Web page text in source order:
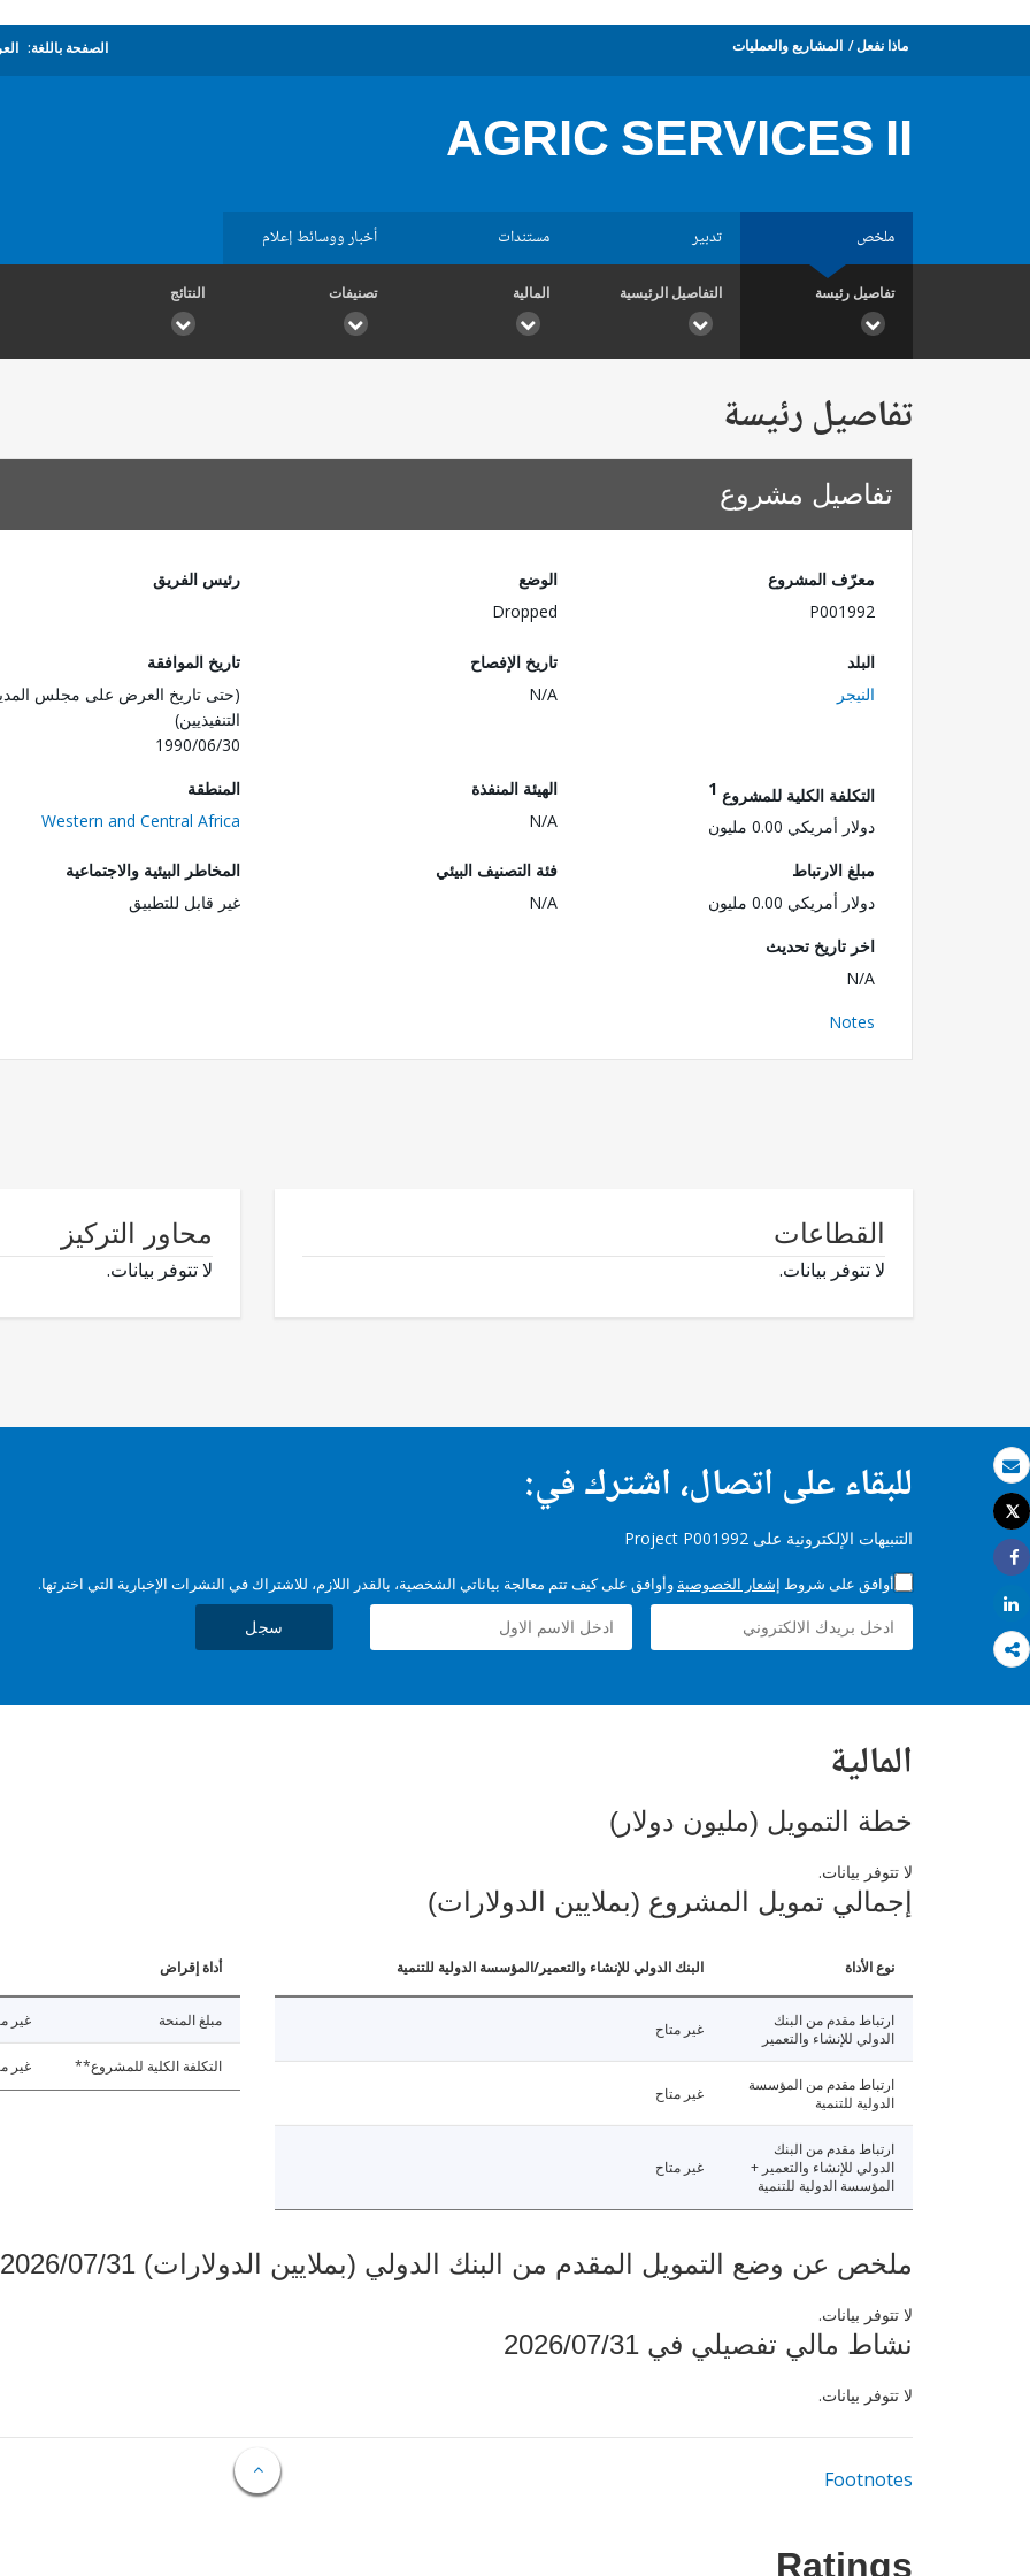
بريد الكتروني
طباعة
Tweet
Share
Share
ماذا نفعل المشاريع والعمليات الصفحة باللغة:
AGRIC SERVICES II
ملخص تدبير مستندات أخبار ووسائط إعلام
تفاصيل رئيسة التفاصيل الرئيسية المالية تصنيفات النتائج
تفاصيل رئيسة
تفاصيل مشروع
معرّف المشروع
P001992
الوضع
Dropped
رئيس الفريق
البلد
النيجر
تاريخ الإفصاح
N/A
تاريخ الموافقة
(حتى تاريخ العرض على مجلس
التنفيذيين)
1990/06/30
التكلفة الكلية للمشروع 1
دولار أمريكي 0.00 مليون
الهيئة المنفذة
N/A
المنطقة
Western and Central Africa
مبلغ الارتباط
دولار أمريكي 0.00 مليون
فئة التصنيف البيئي
N/A
المخاطر البيئية والاجتماعية
غير قابل للتطبيق
اخر تاريخ تحديث
N/A
Notes
القطاعات
لا تتوفر بيانات.
محاور التركيز
لا تتوفر بيانات.
للبقاء على اتصال، اشترك في:
التنبيهات الإلكترونية على Project P001992
أوافق على شروط إشعار الخصوصية وأوافق على كيف تتم معالجة بياناتي الشخصية، بالقدر اللازم، للاشتراك في النشرات الإخبارية التي اخترتها.
سجل
المالية
خطة التمويل (مليون دولار)
لا تتوفر بيانات.
إجمالي تمويل المشروع (بملايين الدولارات)
نوع الأداة البنك الدولي للإنشاء والتعمير/المؤسسة الدولية للتنمية
ارتباط مقدم من البنك
الدولي للإنشاء والتعمير
غير متاح
ارتباط مقدم من المؤسسة
الدولية للتنمية
غير متاح
ارتباط مقدم من البنك
الدولي للإنشاء والتعمير +
المؤسسة الدولية للتنمية
غير متاح
أداة إقراض
مبلغ المنحة غير
التكلفة الكلية للمشروع** غير
ملخص عن وضع التمويل المقدم من البنك الدولي (بملايين الدولارات) 2026/07/31
لا تتوفر بيانات.
نشاط مالي تفصيلي في 2026/07/31
لا تتوفر بيانات.
Footnotes